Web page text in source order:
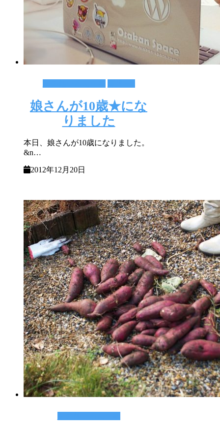
娘さんが10歳★にな
りました
本日、娘さんが10歳になりました。
&n…
2012年12月20日